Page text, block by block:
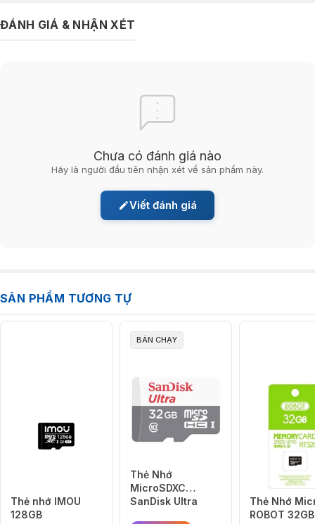
Ghi lại mọi khoảnh khắc quan trọng với tốc độ vượt
256GB), thẻ nhớ SDXC Lexar Silver Plus UHS-I U3 là lựa chọn lý tưởng
để ghi lại những bức ảnh độ phân giải cao, bắt trọn từng khoảnh khắc
đẹp mắt và chi tiết mà không sợ bị gián đoạn hoặc drop frame khi chụp
liên tiếp tốc độ cao (burst mode).
Sở hữu xếp hạng video V30, chiếc thẻ nhớ này dễ dàng xử lý các tác
vụ quay phim 4K Ultra HD liền mạch, giữ chất lượng hình ảnh sắc nét,
chi tiết và ổn định suốt quá trình ghi hình. Phù hợp cho các nhiếp ảnh
gia chuyên nghiệp, YouTuber hay nhà sản xuất phim cần thiết bị lưu trữ
bền bỉ và tốc độ cao.
ĐÁNH GIÁ & NHẬN XÉT
Chưa có đánh giá nào
Hãy là người đầu tiên nhận xét về sản phẩm này.
Viết đánh giá
SẢN PHẨM TƯƠNG TỰ
Thẻ nhớ IMOU
128GB
BÁN CHẠY
Thẻ Nhớ
MicroSDXC
SanDisk Ultra
Thẻ Nhớ
ROBOT 32GB